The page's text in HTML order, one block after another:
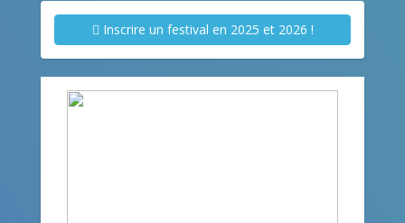
Inscrire un festival en 2025 et 2026 !